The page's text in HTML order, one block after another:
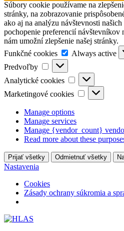
Súbory cookie používame na
stránky, na zobrazovanie
ako aj na analýzu návštevnosti
pochopenie preferencií návštevníkov
nám umožní zlepšenie našej stránky.
Funkčné cookies
Funkčné
cookies
Always active
Predvoľby
Predvoľby
Analytické cookies
Analytické
cookies
Marketingové cookies
cookies
Manage options
Manage services
Manage {vendor_count}
Read more about these
Prijať všetky Odmietnuť všetky
Nastavenia
Cookies
Zásady ochrany súkromia a